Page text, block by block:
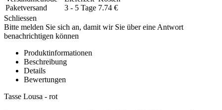
Paketversand
3 - 5 Tage 7.74 €
Schliessen
Bitte melden Sie sich an, damit wir Sie über eine Antwort
benachrichtigen können
Produktinformationen
Beschreibung
Details
Bewertungen
Tasse Lousa - rot